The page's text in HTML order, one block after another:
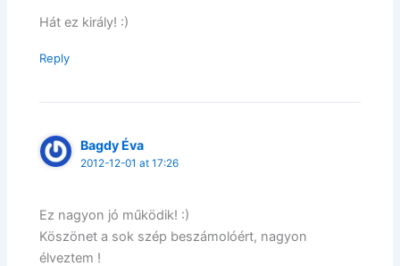
Hát ez király! :)
Reply
Bagdy Éva
2012-12-01 at 17:26
Ez nagyon jó működik! :)
Köszönet a sok szép beszámolóért, nagyon
élveztem !